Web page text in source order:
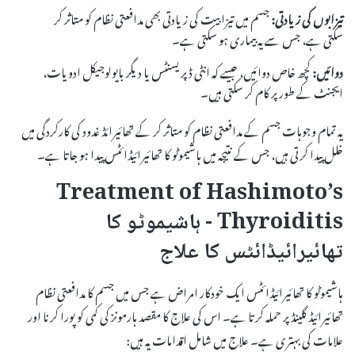
تیزابوں کی زیادتی:جسم میں تیزابیت کی زیادتی بھی مدافعتی نظام کو متاثر کر
سکتی ہے، جس سے یہ بیماری ہو سکتی ہے۔
دوائیں:کچھ خاص دوائیں، جیسے کہ انٹی ڈپریسنٹس یا دیگر بایولوجیکل ادویات،
ایجنٹ کے طور پر کام کر سکتی ہیں۔
یہ تمام وجوہات جسم کے مدافعتی نظام کو متاثر کر کے تھائیرائڈ غدود کی کارکردگی میں
خلل پیدا کرتی ہیں، جس کے نتیجہ میں ہاشیموٹو کا تھائیرائیڈائٹس پیدا ہو جاتا ہے۔
Treatment of Hashimoto’s
Thyroiditis - ہاشیموٹو کا
تھائیرائیڈائٹس کا علاج
ہاشیموٹو کا تھائیرائیڈائٹس ایک خودکار امراض ہے جس میں جسم کا مدافعتی نظام
تھائیرائیڈ گلینڈ پر حملہ کرتا ہے۔ اس کی علاج کا مقصد ہارمونز کی کمی کو پورا کرنا اور
علامات کی بہتری ہے۔ علاج میں شامل اقدامات یہ ہیں: